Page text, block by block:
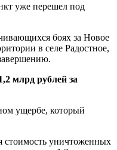
уже перешел под
боях за Новое
в селе Радостное,
млрд рублей за
ущербе, который
стоимость уничтоженных